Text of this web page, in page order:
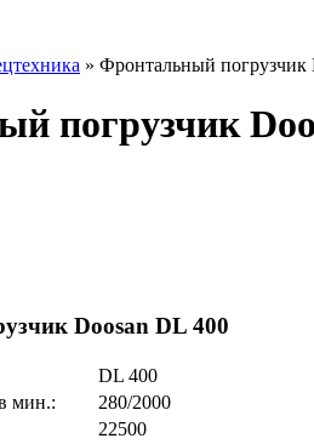
» Фронтальный погрузчик
погрузчик
Doosan DL 400
DL 400
мин.:
280/2000
22500